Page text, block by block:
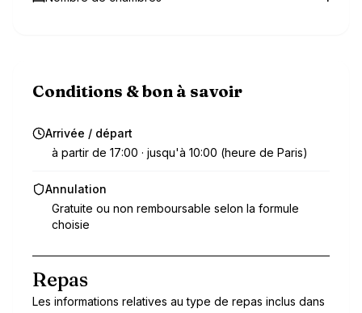
Conditions & bon à savoir
Arrivée / départ
à partir de 17:00 · jusqu'à 10:00 (heure de Paris)
Annulation
Gratuite ou non remboursable selon la formule
choisie
Repas
Les informations relatives au type de repas inclus dans